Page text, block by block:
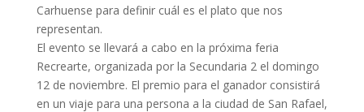
Carhuense para definir cuál es el plato que nos
representan.
El evento se llevará a cabo en la próxima feria
Recrearte, organizada por la Secundaria 2 el domingo
12 de noviembre. El premio para el ganador consistirá
en un viaje para una persona a la ciudad de San Rafael,